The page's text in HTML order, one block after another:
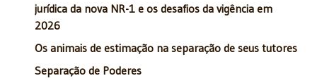
jurídica da nova NR-1 e os desafios da vigência em
2026
Os animais de estimação na separação de seus tutores
Separação de Poderes